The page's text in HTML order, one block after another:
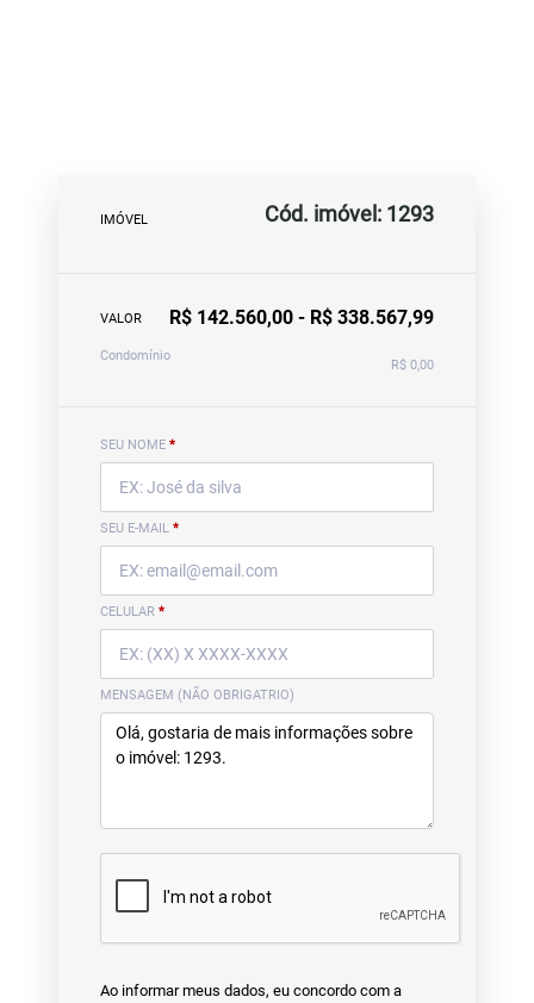
IMÓVEL Cód. imóvel: 1293
VALOR R$ 142.560,00 - R$ 338.567,99
Condomínio
R$ 0,00
SEU NOME *
SEU E-MAIL *
CELULAR *
MENSAGEM (NÃO OBRIGATRIO)
Ao informar meus dados, eu concordo com a